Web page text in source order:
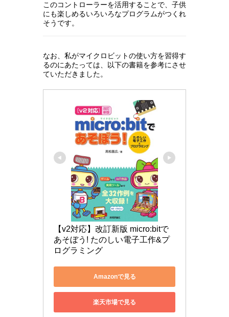
このコントローラーを活用することで、子供
にも楽しめるいろいろなプログラムがつくれ
そうです。
なお、私がマイクロビットの使い方を習得す
るのにあたっては、以下の書籍を参考にさせ
ていただきました。
【v2対応】改訂新版 micro:bitで
あそぼう! たのしい電子工作&プ
ログラミング
Amazonで見る
楽天市場で見る